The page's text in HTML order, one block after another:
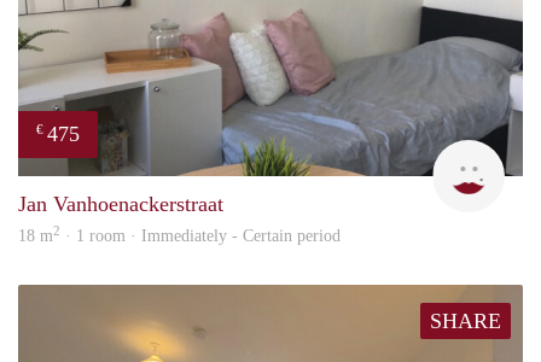
€ 475
Ann
Jan Vanhoenackerstraat
18 m2 · 1 room · Immediately - Certain period
SHARE